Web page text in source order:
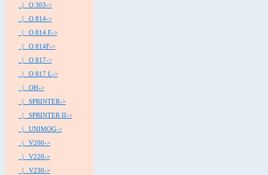
|_ O 303->
|_ O 814->
|_ O 814 F->
|_ O 814F->
|_ O 817->
|_ O 817 L->
|_ OH->
|_ SPRINTER->
|_ SPRINTER II->
|_ UNIMOG->
|_ V200->
|_ V220->
|_ V230->